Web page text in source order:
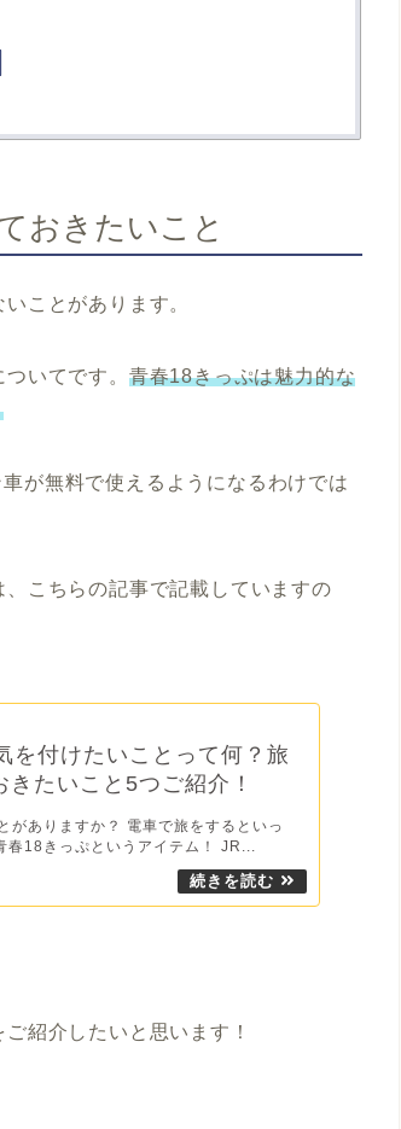
おきたいこと
こと があります。
いてです。 青春18きっぷは魅力的な
が無料で使えるようになるわけでは
こちらの記事で記載していますの
を付けたいことって何？旅
たいこと5つご紹介！
がありますか？ 電車で旅をするといっ
春18きっぷというアイテム！ JR...
紹介したいと思います！